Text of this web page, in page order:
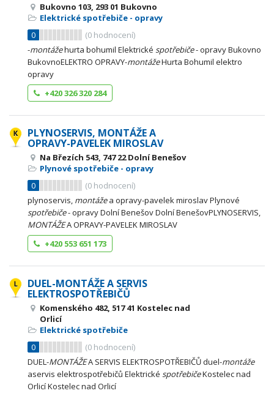
Bukovno 103, 293 01 Bukovno
Elektrické spotřebiče - opravy
0
(0 hodnocení)
-montážehurta bohumil Elektrické spotřebiče- opravy Bukovno
BukovnoELEKTRO OPRAVY-montážeHurta Bohumil elektro
opravy
+420 326 320 284
PLYNOSERVIS, MONTÁŽE A
OPRAVY-PAVELEK MIROSLAV
Na Březích 543, 747 22 Dolní Benešov
Plynové spotřebiče - opravy
0
(0 hodnocení)
plynoservis, montážea opravy-pavelek miroslav Plynové
spotřebiče- opravy Dolní Benešov Dolní BenešovPLYNOSERVIS,
MONTÁŽEA OPRAVY-PAVELEK MIROSLAV
+420 553 651 173
DUEL-MONTÁŽE A SERVIS
ELEKTROSPOTŘEBIČŮ
Komenského 482, 517 41 Kostelec nad
Orlicí
Elektrické spotřebiče
0
(0 hodnocení)
DUEL-MONTÁŽEA SERVIS ELEKTROSPOTŘEBIČŮ duel-montáže
aservis elektrospotřebičů Elektrické spotřebičeKostelec nad
Orlicí Kostelec nad Orlicí